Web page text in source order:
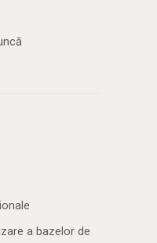
a bazelor de